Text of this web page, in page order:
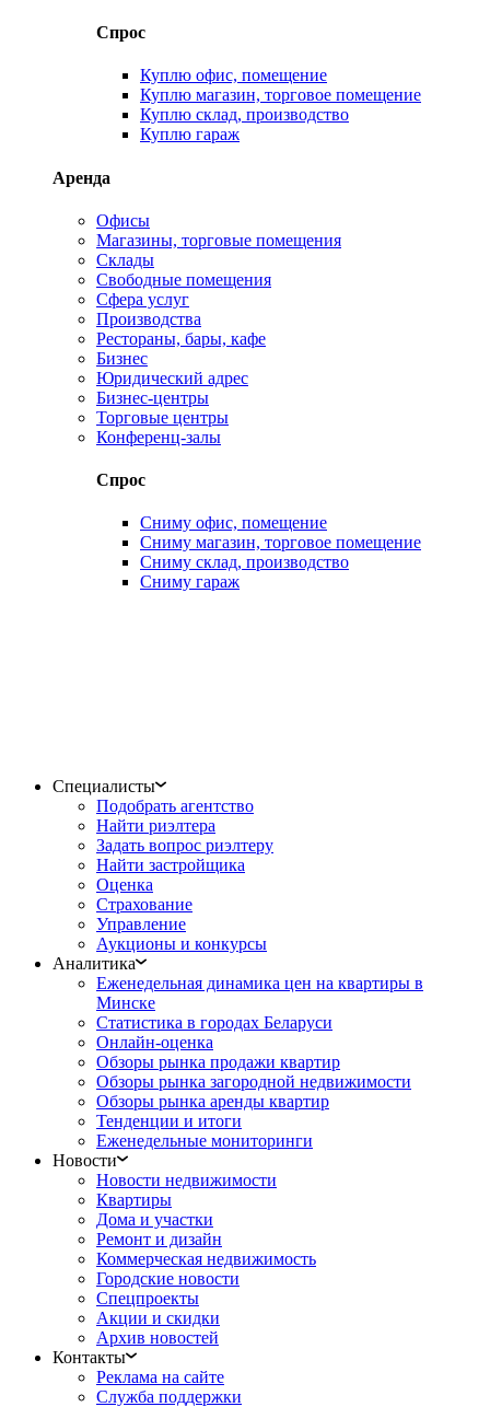
Спрос
Куплю офис, помещение
Куплю магазин, торговое помещение
Куплю склад, производство
Куплю гараж
Аренда
Офисы
Магазины, торговые помещения
Склады
Свободные помещения
Сфера услуг
Производства
Рестораны, бары, кафе
Бизнес
Юридический адрес
Бизнес-центры
Торговые центры
Конференц-залы
Спрос
Сниму офис, помещение
Сниму магазин, торговое помещение
Сниму склад, производство
Сниму гараж
Специалисты
Подобрать агентство
Найти риэлтера
Задать вопрос риэлтеру
Найти застройщика
Оценка
Страхование
Управление
Аукционы и конкурсы
Аналитика
Еженедельная динамика цен на квартиры в
Минске
Статистика в городах Беларуси
Онлайн-оценка
Обзоры рынка продажи квартир
Обзоры рынка загородной недвижимости
Обзоры рынка аренды квартир
Тенденции и итоги
Еженедельные мониторинги
Новости
Новости недвижимости
Квартиры
Дома и участки
Ремонт и дизайн
Коммерческая недвижимость
Городские новости
Спецпроекты
Акции и скидки
Архив новостей
Контакты
Реклама на сайте
Служба поддержки